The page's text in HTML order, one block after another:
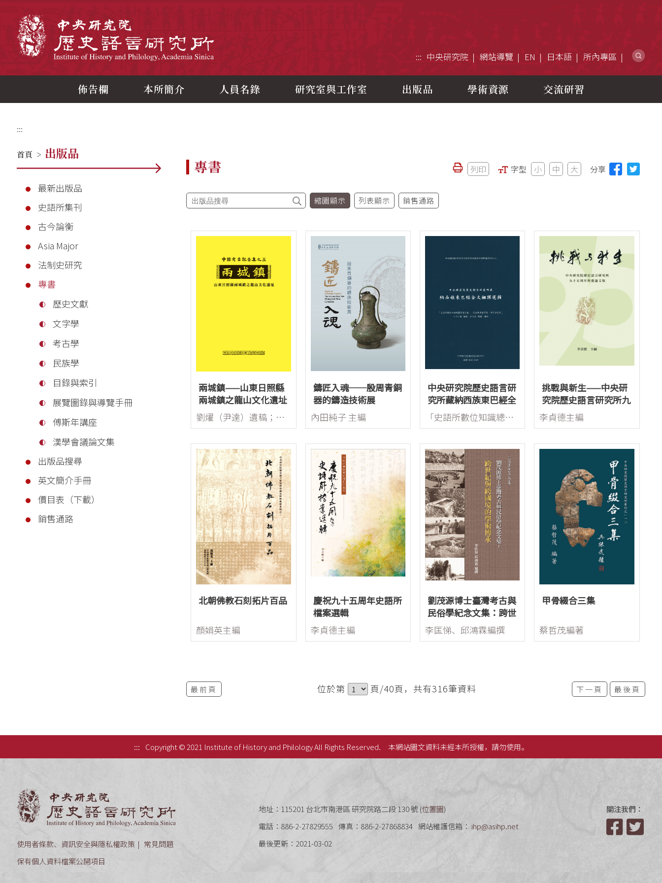
::: 中央研究院 網站導覽 EN 日本語 所內專區
佈告欄 本所簡介 人員名錄 研究室與工作室 出版品 學術資源 交流研習
:::
首頁 > 出版品
最新出版品
史語所集刊
古今論衡
Asia Major
法制史研究
專書
歷史文獻
文字學
考古學
民族學
目錄與索引
展覽圖錄與導覽手冊
傅斯年講座
漢學會議論文集
出版品搜尋
英文簡介手冊
價目表（下載）
銷售通路
專書 列印 字型 小 中 大 分享
縮圖顯示 列表顯示 銷售通路
兩城鎮——山東日照縣
兩城鎮之龍山文化遺址
劉燿（尹達）遺稿；李匡悌、欒豐實暨安陽工作室整理
鑄匠入魂──殷周青銅
器的鑄造技術展
內田純子 主編
中央研究院歷史語言研
究所藏納西族東巴經全
文翻譯選輯
「史語所數位知識總體經營計畫——民族學調查標本、照片與檔案」工作小組編輯，和力民釋讀、譯註
挑戰與新生——中央研
究院歷史語言研究所九
十五周年所慶論文集
李貞德主編
北朝佛教石刻拓片百品
顏娟英主編
慶祝九十五周年史語所
檔案選輯
李貞德主編
劉茂源博士臺灣考古與
民俗學紀念文集：跨世
紀與跨國境的學術傳承
李匡悌、邱鴻霖編撰
甲骨綴合三集
蔡哲茂編著
位於第 頁/40頁，共有316筆資料
最前頁 下一頁 最後頁
::: Copyright © 2021 Institute of History and Philology All Rights Reserved. 本網站圖文資料未經本所授權，請勿使用。
使用者條款、資訊安全與隱私權政策
常見問題
保有個人資料檔案公開項目
地址：115201 台北市南港區 研究院路二段 130 號 (位置圖)
電話：886-2-27829555 傳真：886-2-27868834 網站維護信箱： ihp@asihp.net
最後更新：2021-03-02
關注我們：
Facebook